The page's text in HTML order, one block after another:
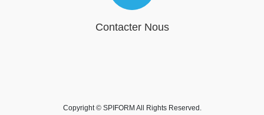
Contacter Nous
Copyright © SPIFORM All Rights Reserved.